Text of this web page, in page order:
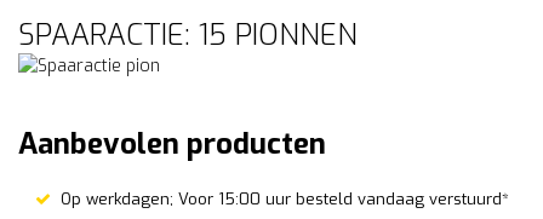
SPAARACTIE: 15 PIONNEN
Aanbevolen producten
Op werkdagen; Voor 15:00 uur besteld vandaag verstuurd*